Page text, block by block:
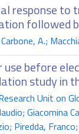
response to
followed
A.;
before
study in
Unit on
Giacomina
Piredda,